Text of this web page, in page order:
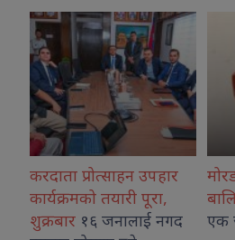
नगद
मोरङमा ४ वर्षीया
बालिकाको हत्या आरोपमा
एक जना पक्राउ